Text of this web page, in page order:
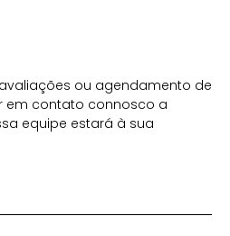
ou agendamento de
em contato connosco a
equipe estará à sua